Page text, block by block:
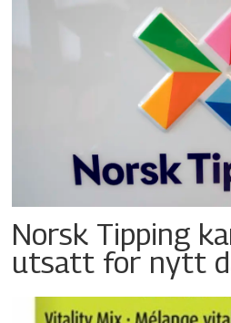
Norsk Tipping
utsatt for nytt